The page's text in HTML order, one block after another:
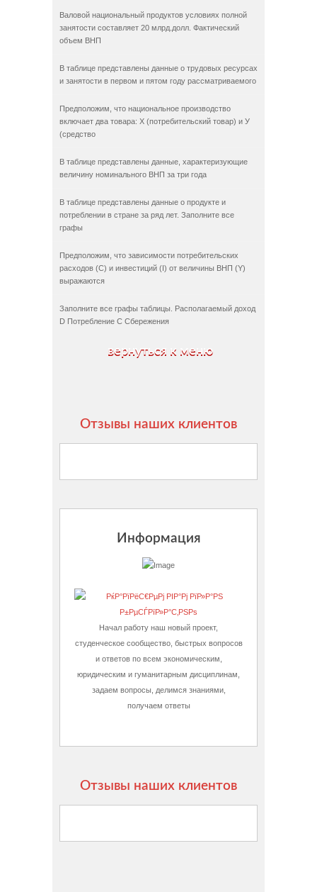
Валовой национальный продуктов условиях полной
занятости составляет 20 млрд.долл. Фактический
объем ВНП
В таблице представлены данные о трудовых ресурсах
и занятости в первом и пятом году рассматриваемого
Предположим, что национальное производство
включает два товара: X (потребительский товар) и У
(средство
В таблице представлены данные, характеризующие
величину номинального ВНП за три года
В таблице представлены данные о продукте и
потреблении в стране за ряд лет. Заполните все
графы
Предположим, что зависимости потребительских
расходов (C) и инвестиций (I) от величины ВНП (Y)
выражаются
Заполните все графы таблицы. Располагаемый доход
D Потребление C Сбережения
вернуться к меню
Отзывы наших клиентов
Информация
Начал работу наш новый проект,
студенческое сообщество, быстрых вопросов
и ответов по всем экономическим,
юридическим и гуманитарным дисциплинам,
задаем вопросы, делимся знаниями,
получаем ответы
Отзывы наших клиентов